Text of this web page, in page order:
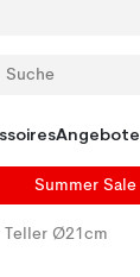
Angebote
Summer Sale
Teller Ø21cm